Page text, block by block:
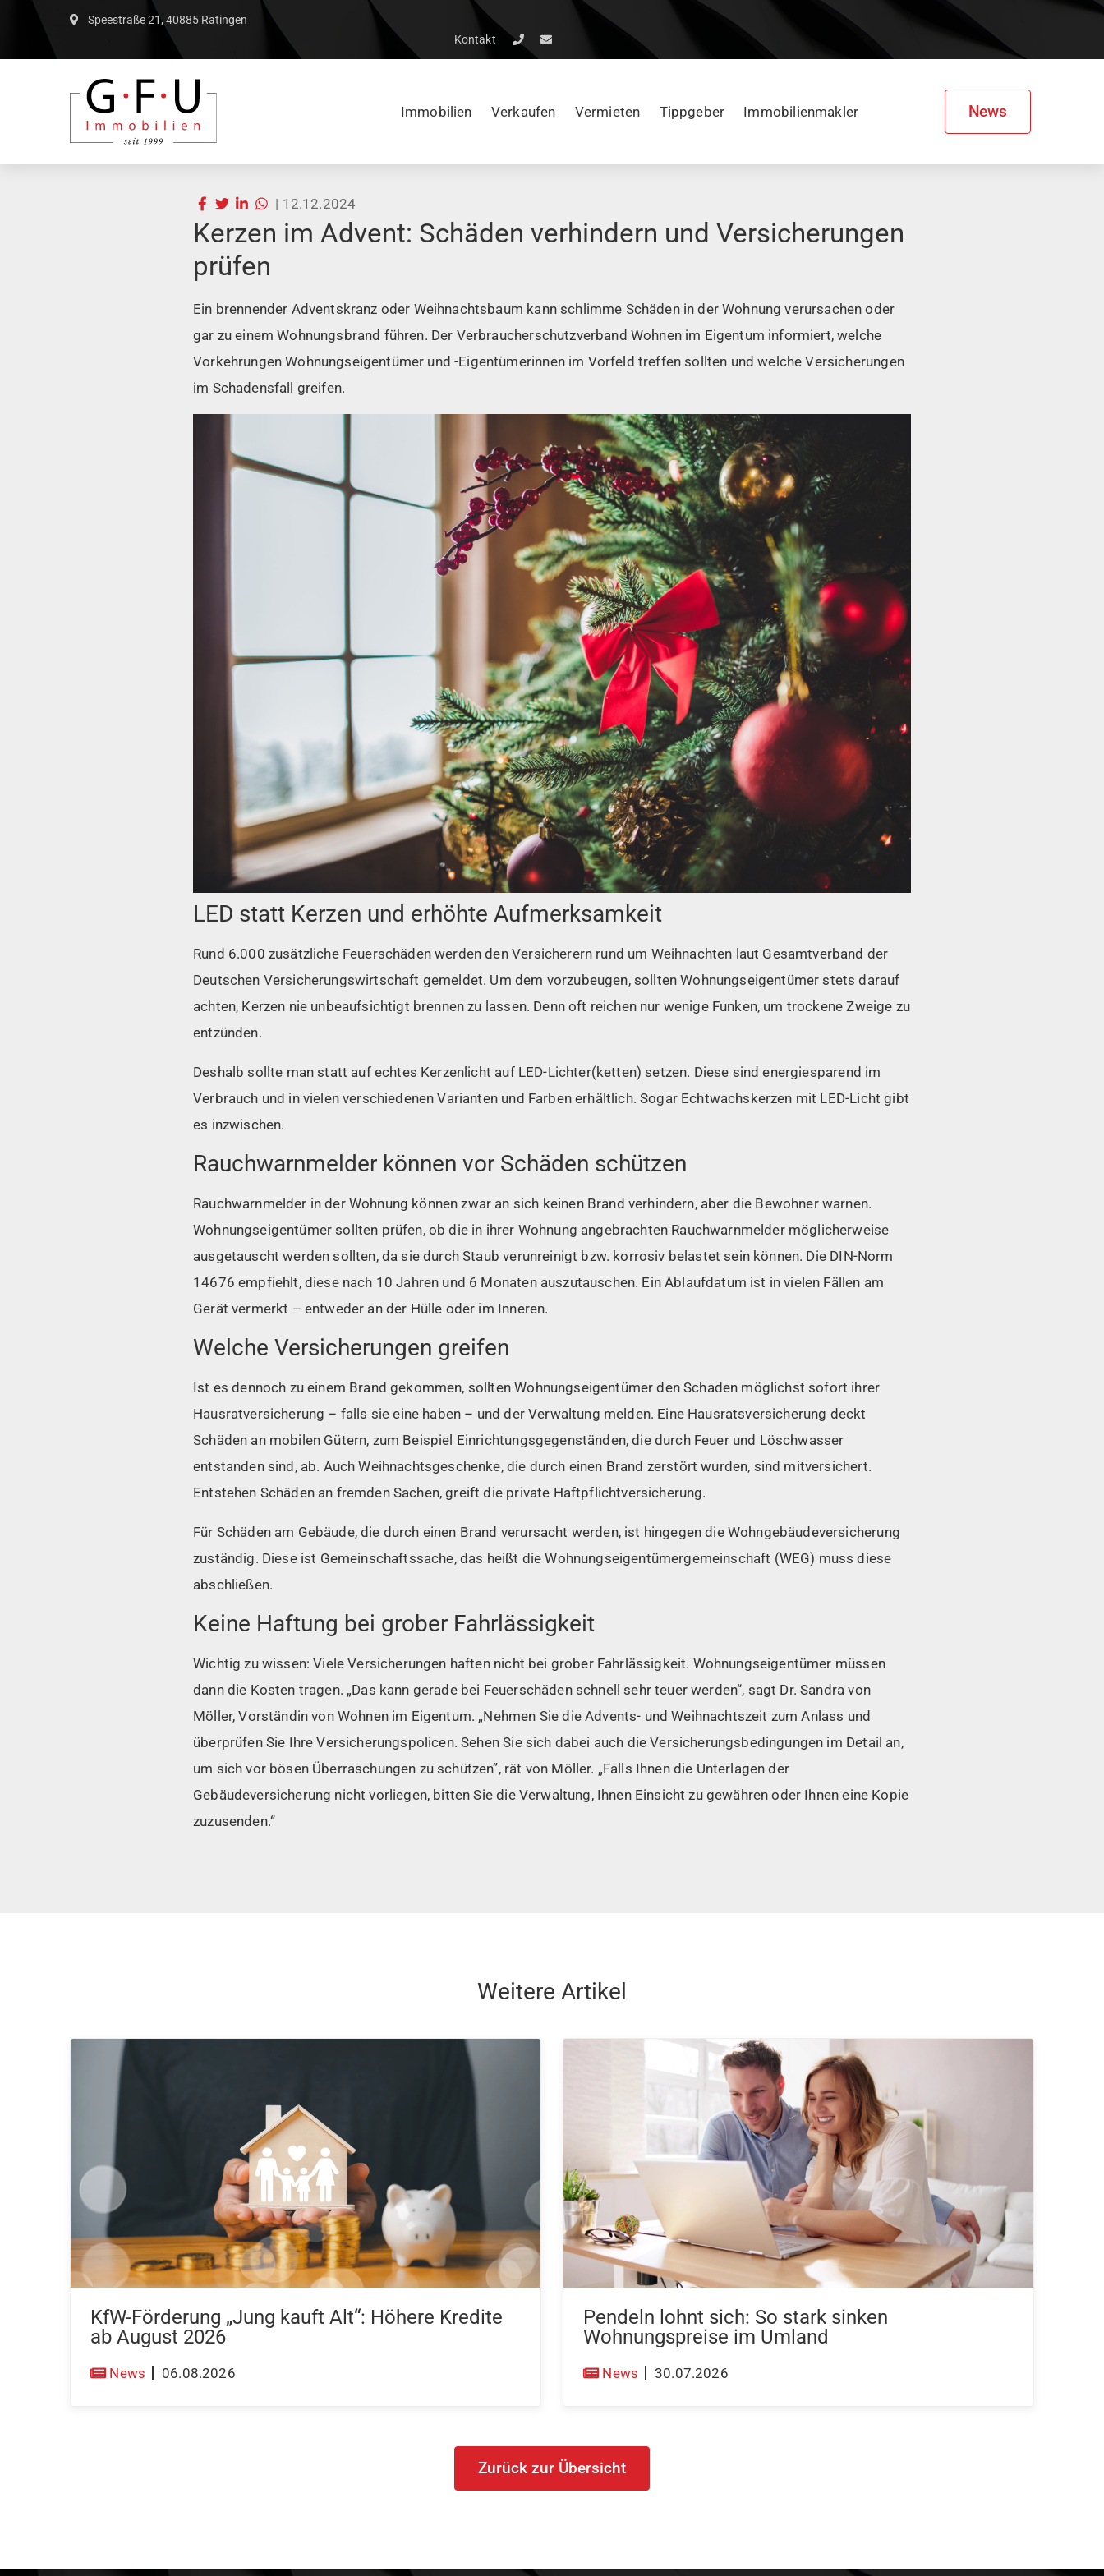
Speestraße 21, 40885 Ratingen
Kontakt
Immobilien Verkaufen Vermieten Tippgeber Immobilienmakler News
| 12.12.2024
Kerzen im Advent: Schäden verhindern und Versicherungen
prüfen
Ein brennender Adventskranz oder Weihnachtsbaum kann schlimme Schäden in der Wohnung verursachen oder
gar zu einem Wohnungsbrand führen. Der Verbraucherschutzverband Wohnen im Eigentum informiert, welche
Vorkehrungen Wohnungseigentümer und -Eigentümerinnen im Vorfeld treffen sollten und welche Versicherungen
im Schadensfall greifen.
LED statt Kerzen und erhöhte Aufmerksamkeit
Rund 6.000 zusätzliche Feuerschäden werden den Versicherern rund um Weihnachten laut Gesamtverband der
Deutschen Versicherungswirtschaft gemeldet. Um dem vorzubeugen, sollten Wohnungseigentümer stets darauf
achten, Kerzen nie unbeaufsichtigt brennen zu lassen. Denn oft reichen nur wenige Funken, um trockene Zweige zu
entzünden.
Deshalb sollte man statt auf echtes Kerzenlicht auf LED-Lichter(ketten) setzen. Diese sind energiesparend im
Verbrauch und in vielen verschiedenen Varianten und Farben erhältlich. Sogar Echtwachskerzen mit LED-Licht gibt
es inzwischen.
Rauchwarnmelder können vor Schäden schützen
Rauchwarnmelder in der Wohnung können zwar an sich keinen Brand verhindern, aber die Bewohner warnen.
Wohnungseigentümer sollten prüfen, ob die in ihrer Wohnung angebrachten Rauchwarnmelder möglicherweise
ausgetauscht werden sollten, da sie durch Staub verunreinigt bzw. korrosiv belastet sein können. Die DIN-Norm
14676 empfiehlt, diese nach 10 Jahren und 6 Monaten auszutauschen. Ein Ablaufdatum ist in vielen Fällen am
Gerät vermerkt – entweder an der Hülle oder im Inneren.
Welche Versicherungen greifen
Ist es dennoch zu einem Brand gekommen, sollten Wohnungseigentümer den Schaden möglichst sofort ihrer
Hausratversicherung – falls sie eine haben – und der Verwaltung melden. Eine Hausratsversicherung deckt
Schäden an mobilen Gütern, zum Beispiel Einrichtungsgegenständen, die durch Feuer und Löschwasser
entstanden sind, ab. Auch Weihnachtsgeschenke, die durch einen Brand zerstört wurden, sind mitversichert.
Entstehen Schäden an fremden Sachen, greift die private Haftpflichtversicherung.
Für Schäden am Gebäude, die durch einen Brand verursacht werden, ist hingegen die Wohngebäudeversicherung
zuständig. Diese ist Gemeinschaftssache, das heißt die Wohnungseigentümergemeinschaft (WEG) muss diese
abschließen.
Keine Haftung bei grober Fahrlässigkeit
Wichtig zu wissen: Viele Versicherungen haften nicht bei grober Fahrlässigkeit. Wohnungseigentümer müssen
dann die Kosten tragen. „Das kann gerade bei Feuerschäden schnell sehr teuer werden“, sagt Dr. Sandra von
Möller, Vorständin von Wohnen im Eigentum. „Nehmen Sie die Advents- und Weihnachtszeit zum Anlass und
überprüfen Sie Ihre Versicherungspolicen. Sehen Sie sich dabei auch die Versicherungsbedingungen im Detail an,
um sich vor bösen Überraschungen zu schützen”, rät von Möller. „Falls Ihnen die Unterlagen der
Gebäudeversicherung nicht vorliegen, bitten Sie die Verwaltung, Ihnen Einsicht zu gewähren oder Ihnen eine Kopie
zuzusenden.“
Weitere Artikel
KfW-Förderung „Jung kauft Alt“: Höhere Kredite
ab August 2026
News 06.08.2026
Pendeln lohnt sich: So stark sinken
Wohnungspreise im Umland
News 30.07.2026
Zurück zur Übersicht